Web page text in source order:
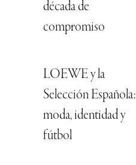
década de
compromiso
LOEWE y la
Selección Española:
moda, identidad y
fútbol